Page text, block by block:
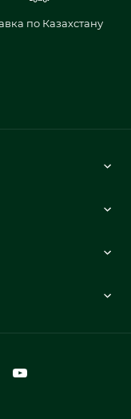
по Казахстану
данных